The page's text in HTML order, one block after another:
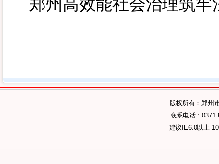
郑州高效能社会治理筑牢
版权所有：郑州
联系电话：
建议IE6.0以上